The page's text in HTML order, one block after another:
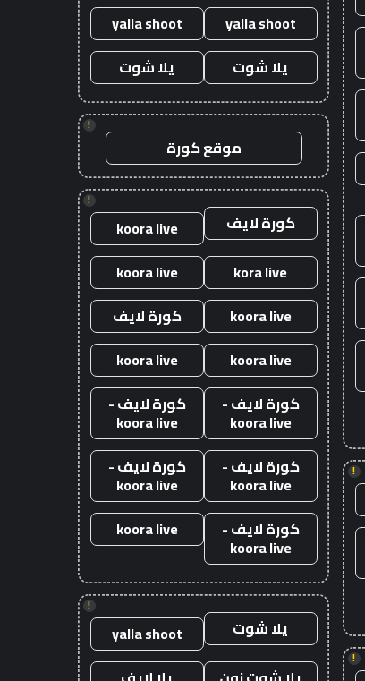
!
!
yalla shoot
yalla shoot
يلا شوت
يلا شوت
!
موقع كورة
!
كورة لايف
koora live
kora live
koora live
koora live
كورة لايف
koora live
koora live
كورة لايف -
koora live
كورة لايف -
koora live
كورة لايف -
koora live
كورة لايف -
koora live
كورة لايف -
koora live
koora live
!
يلا شوت
yalla shoot